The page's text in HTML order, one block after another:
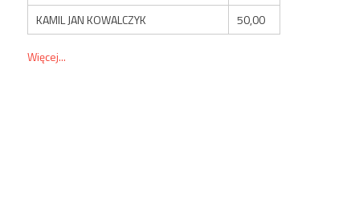
KAMIL JAN KOWALCZYK
50,00
Więcej...